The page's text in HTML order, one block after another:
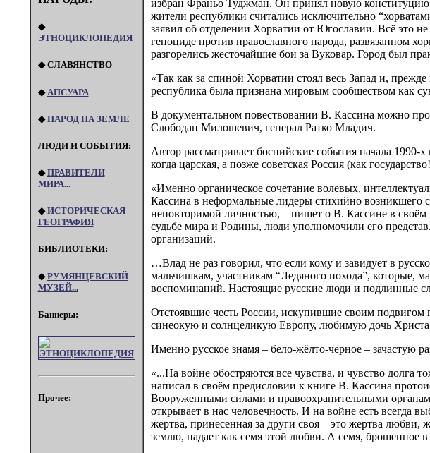
◆
ЭТНОЦИКЛОПЕДИЯ
◆ СЛАВЯНСТВО
◆ АПСУАРА
◆НАРОД НА ЗЕМЛЕ
ЛЮДИ И СОБЫТИЯ:
◆ПРАВИТЕЛИ
МИРА...
◆ИСТОРИЧЕСКАЯ
ГЕОГРАФИЯ
БИБЛИОТЕКИ:
◆РУМЯНЦЕВСКИЙ
МУЗЕЙ...
Баннеры:
Прочее:
избран Франьо Туджман. Он принял новую конституцию,
жители республики считались исключительно
заявил об отделении Хорватии от Югославии. Всё это
геноциде против православного народа, развязанном
разгорелись жесточайшие бои за Вуковар. Город был
«Так как за спиной Хорватии стоял весь Запад и,
республика была признана мировым сообществом как
В документальном повествовании В. Кассина можно
Слободан Милошевич, генерал Ратко Младич.
Автор рассматривает боснийские события начала
когда царская, а позже советская Россия (как
«Именно органическое сочетание волевых,
Кассина в неформальные лидеры стихийно возникшего
неповторимой личностью, – пишет о В. Кассине в
судьбе мира и Родины, люди уполномочили его
организаций.
…Влад не раз говорил, что если кому и завидует в
мальчишкам, участникам “Ледяного похода”, которые,
воспоминаний. Настоящие русские люди и подлинные
Отстоявшие честь России, искупившие своим подвигом
синеокую и солнцеликую Европу, любимую дочь Христа,
Именно русское знамя – бело-жёлто-чёрное – зачастую
«...На войне обостряются все чувства, и чувство долга
написал в своём предисловии к книге В. Кассина
Вооруженными силами и правоохранительными
открывает в нас человечность. И на войне есть всегда
жертва, принесенная за други своя – это жертва
землю, падает как семя этой любви. А семя,